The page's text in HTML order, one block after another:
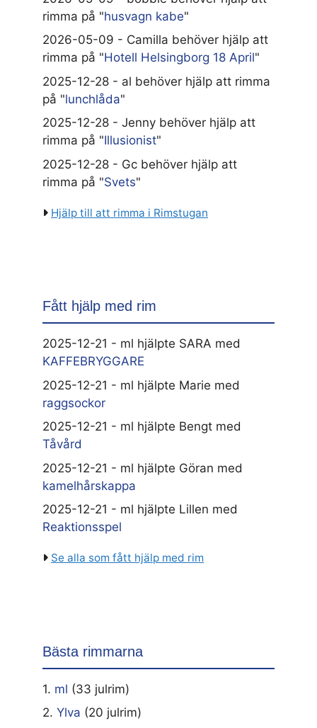
rimma på "husvagn kabe"
2026-05-09 - Camilla behöver hjälp att
rimma på "Hotell Helsingborg 18 April"
2025-12-28 - al behöver hjälp att rimma
på "lunchlåda"
2025-12-28 - Jenny behöver hjälp att
rimma på "Illusionist"
2025-12-28 - Gc behöver hjälp att
rimma på "Svets"
Hjälp till att rimma i Rimstugan
Fått hjälp med rim
2025-12-21 - ml hjälpte SARA med
KAFFEBRYGGARE
2025-12-21 - ml hjälpte Marie med
raggsockor
2025-12-21 - ml hjälpte Bengt med
Tåvård
2025-12-21 - ml hjälpte Göran med
kamelhårskappa
2025-12-21 - ml hjälpte Lillen med
Reaktionsspel
Se alla som fått hjälp med rim
Bästa rimmarna
1. ml (33 julrim)
2. Ylva (20 julrim)